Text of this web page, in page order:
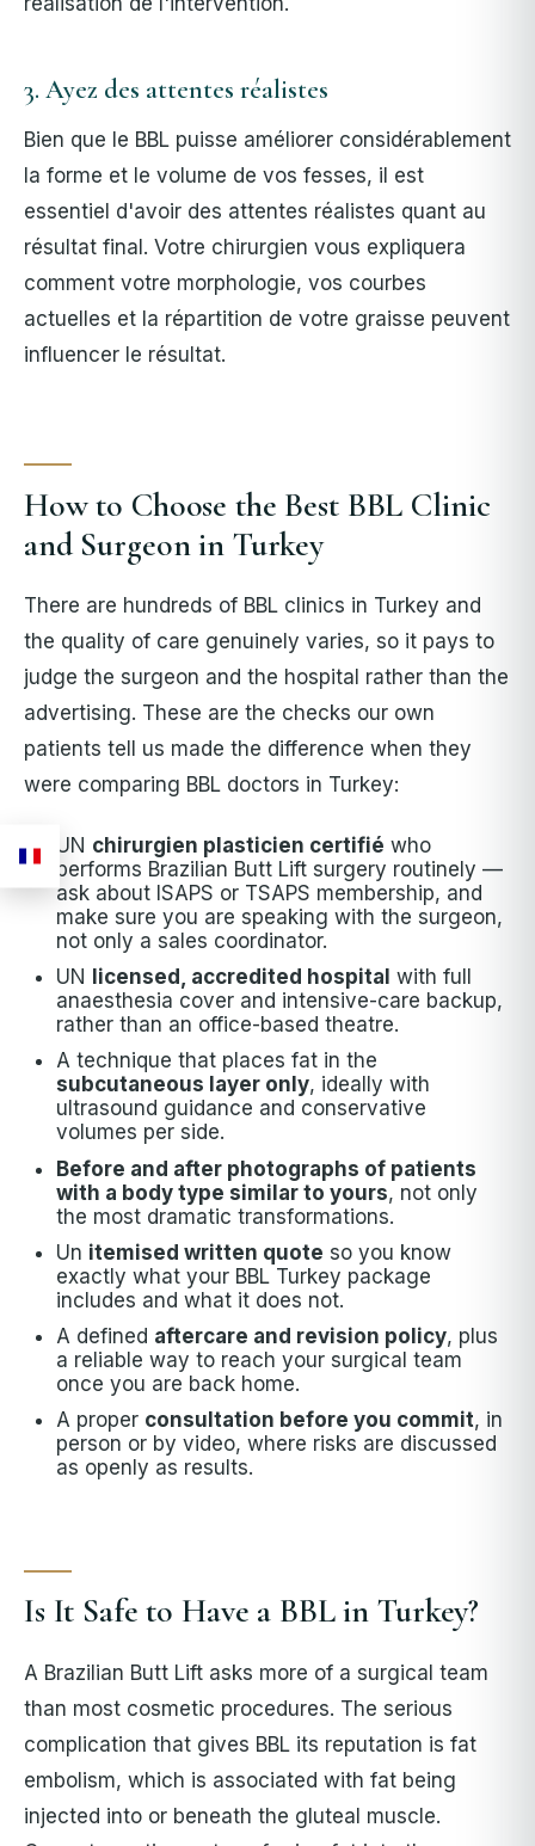
3. Ayez des attentes réalistes
Bien que le BBL puisse améliorer considérablement
la forme et le volume de vos fesses, il est
essentiel d'avoir des attentes réalistes quant au
résultat final. Votre chirurgien vous expliquera
comment votre morphologie, vos courbes
actuelles et la répartition de votre graisse peuvent
influencer le résultat.
How to Choose the Best BBL Clinic
and Surgeon in Turkey
There are hundreds of BBL clinics in Turkey and
the quality of care genuinely varies, so it pays to
judge the surgeon and the hospital rather than the
advertising. These are the checks our own
patients tell us made the difference when they
were comparing BBL doctors in Turkey:
UN chirurgien plasticien certifié who
performs Brazilian Butt Lift surgery routinely —
ask about ISAPS or TSAPS membership, and
make sure you are speaking with the surgeon,
not only a sales coordinator.
UN
licensed, accredited hospital with full
anaesthesia cover and intensive-care backup,
rather than an office-based theatre.
A technique that places fat in the
subcutaneous layer only, ideally with
ultrasound guidance and conservative
volumes per side.
Before and after photographs of patients
with a body type similar to yours, not only
the most dramatic transformations.
Un itemised written quote so you know
exactly what your BBL Turkey package
includes and what it does not.
A defined aftercare and revision policy, plus
a reliable way to reach your surgical team
once you are back home.
A proper consultation before you commit, in
person or by video, where risks are discussed
as openly as results.
Is It Safe to Have a BBL in Turkey?
A Brazilian Butt Lift asks more of a surgical team
than most cosmetic procedures. The serious
complication that gives BBL its reputation is fat
embolism, which is associated with fat being
injected into or beneath the gluteal muscle.